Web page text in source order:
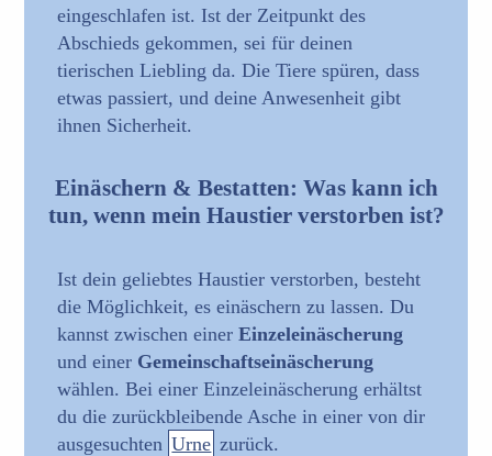
eingeschlafen ist. Ist der Zeitpunkt des
Abschieds gekommen, sei für deinen
tierischen Liebling da. Die Tiere spüren, dass
etwas passiert, und deine Anwesenheit gibt
ihnen Sicherheit.
Einäschern & Bestatten: Was kann ich
tun, wenn mein Haustier verstorben ist?
Ist dein geliebtes Haustier verstorben, besteht
die Möglichkeit, es einäschern zu lassen. Du
kannst zwischen einerEinzeleinäscherung
und einer Gemeinschaftseinäscherung
wählen. Bei einer Einzeleinäscherung erhältst
du die zurückbleibende Asche in einer von dir
ausgesuchten Urne zurück.